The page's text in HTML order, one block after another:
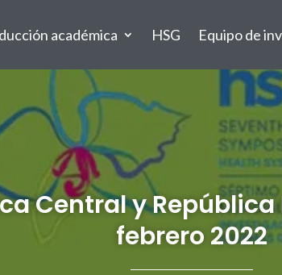
académica HSG Equipo de
Central y
febrero 2022